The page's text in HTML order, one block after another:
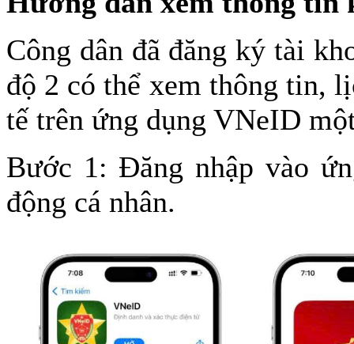
Công dân đã đăng ký tài
độ 2 có thể xem thông tin,
tế trên ứng dụng VNeID
Bước 1: Đăng nhập vào
động cá nhân.